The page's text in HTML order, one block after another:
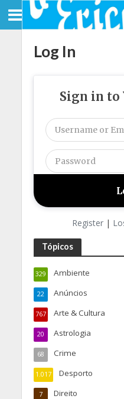
Log In
Sign in to
Register |
Tópicos
Ambiente
329
Anúncios
22
Arte & Cultura
767
Astrologia
20
Crime
68
Desporto
1.017
Direito
7